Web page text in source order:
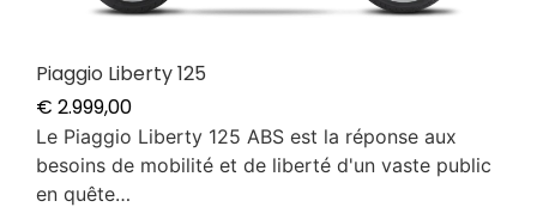
Piaggio Liberty 125
€ 2.999,00
Le Piaggio Liberty 125 ABS est la réponse aux
besoins de mobilité et de liberté d'un vaste public
en quête…